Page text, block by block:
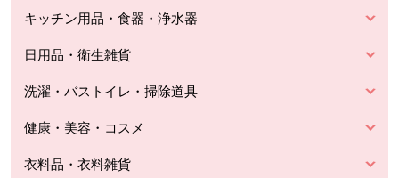
キッチン用品・食器・浄水器
日用品・衛生雑貨
洗濯・バストイレ・掃除道具
健康・美容・コスメ
衣料品・衣料雑貨